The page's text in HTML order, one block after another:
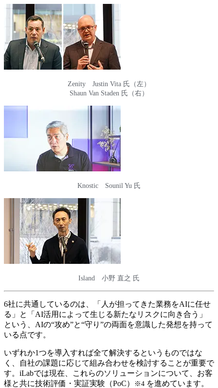
Zenity Justin Vita 氏（左）
Shaun Van Staden 氏（右）
Knostic Sounil Yu 氏
Island 小野 直之 氏
6社に共通しているのは、「人が担ってきた業務をAIに任せ
る」と「AI活用によって生じる新たなリスクに向き合う」
という、AIの“攻め”と“守り”の両面を意識した発想を持って
いる点です。
いずれか1つを導入すれば全て解決するというものではな
く、自社の課題に応じて組み合わせを検討することが重要で
す。iLabでは現在、これらのソリューションについて、お客
様と共に技術評価・実証実験（PoC）
※4 を進めています。